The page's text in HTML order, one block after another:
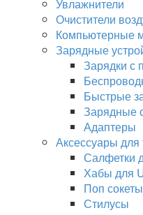
Увлажнители
Очистители
Компьютерные
Зарядные
Зарядки с
Быстрые
Зарядные
Адаптеры
Аксессуары для
Салфетки
Хабы для
Поп сокеты
Стилусы